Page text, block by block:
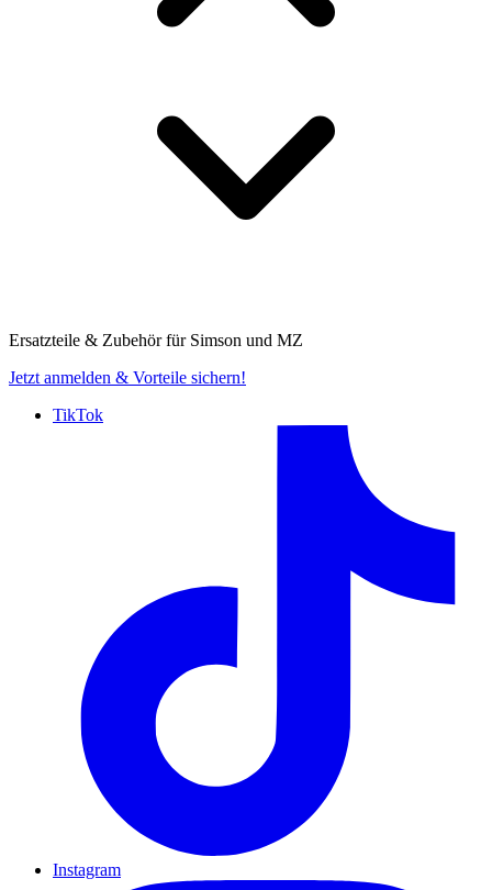
Ersatzteile & Zubehör für Simson und MZ
Jetzt anmelden & Vorteile sichern!
TikTok
Instagram